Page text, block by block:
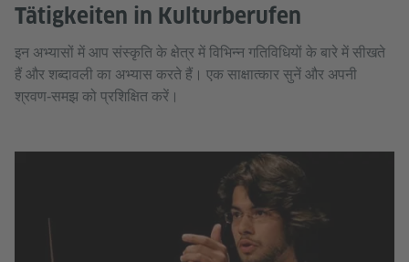
Tätigkeiten in Kulturberufen
इन अभ्यासों में आप संस्कृति के क्षेत्र में विभिन्न गतिविधियों के बारे में सीखते
हैं और शब्दावली का अभ्यास करते हैं। एक साक्षात्कार सुनें और अपनी
श्रवण‑समझ को प्रशिक्षित करें।